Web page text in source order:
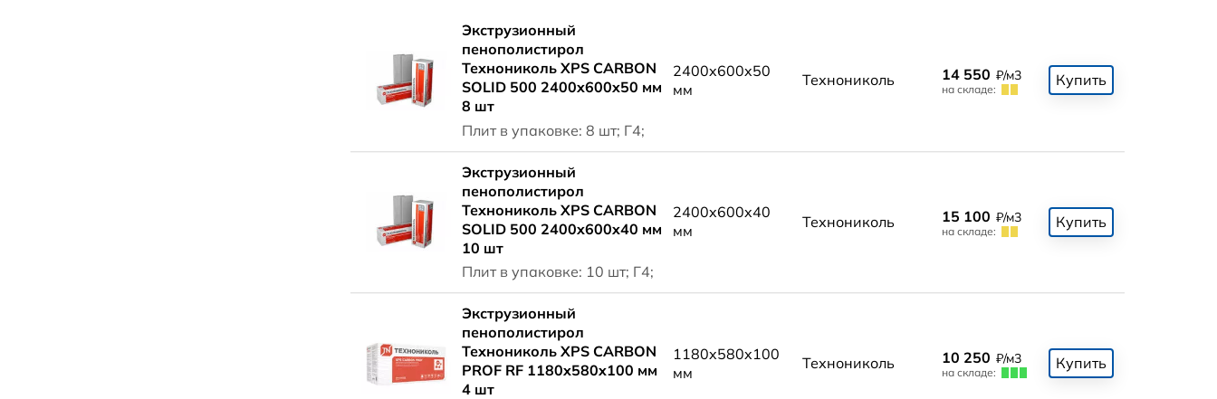
Экструзионный
пенополистирол
Технониколь XPS CARBON
SOLID 500 2400x600x50 мм
8 шт
Плит в упаковке: 8 шт; Г4;
2400x600x50
мм
Технониколь 14 550 ₽/м3
на складе:
Купить
Экструзионный
пенополистирол
Технониколь XPS CARBON
SOLID 500 2400x600x40 мм
10 шт
Плит в упаковке: 10 шт; Г4;
2400x600x40
мм
Технониколь 15 100 ₽/м3
на складе:
Купить
Экструзионный
пенополистирол
Технониколь XPS CARBON
PROF RF 1180x580x100 мм
4 шт
1180x580x100
мм
Технониколь 10 250 ₽/м3
на складе:
Купить